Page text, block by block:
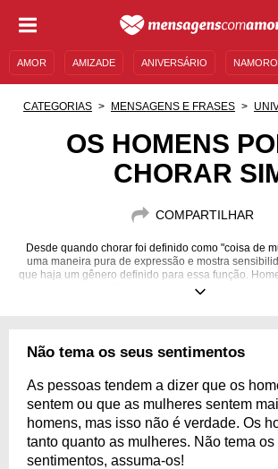
AMOR AMIZADE ANIVERSÁRIO NAMORO
MENSAGENS E FRASES MENSAGENS DE
CATEGORIAS MENSAGENS E FRASES
OS HOMENS
CHORAR
COMPARTILHAR
Desde quando chorar foi definido como "coisa de
uma maneira pura de expressão e mostra
que haja um gênero definido para essa função.
fora por meio das lágrimas pode ser libertador.
Não tema os seus sentimentos
As pessoas tendem a dizer que os
sentem ou que as mulheres sentem
homens, mas isso não é verdade. Os
tanto quanto as mulheres. Não tema os
sentimentos, assuma-os!